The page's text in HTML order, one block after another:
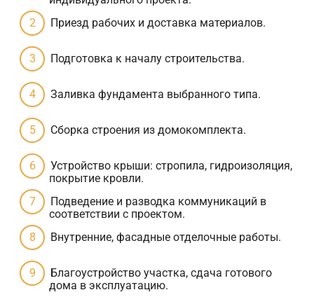
Приезд рабочих и доставка материалов.
Подготовка к началу строительства.
Заливка фундамента выбранного типа.
Сборка строения из домокомплекта.
Устройство крыши: стропила, гидроизоляция,
покрытие кровли.
Подведение и разводка коммуникаций в
соответствии с проектом.
Внутренние, фасадные отделочные работы.
Благоустройство участка, сдача готового
дома в эксплуатацию.